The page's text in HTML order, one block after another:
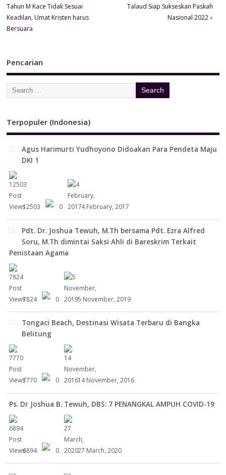
Tahun M Kace Tidak Sesuai
Keadilan, Umat Kristen harus
Bersuara
Talaud Siap Sukseskan Paskah
Nasional 2022»
Pencarian
Terpopuler (Indonesia)
Agus Harimurti Yudhoyono Didoakan Para Pendeta Maju
DKI 1
12503 0 4 February, 2017
Pdt. Dr. Joshua Tewuh, M.Th bersama Pdt. Ezra Alfred
Soru, M.Th dimintai Saksi Ahli di Bareskrim Terkait
Penistaan Agama
7824 0 5 November, 2019
Tongaci Beach, Destinasi Wisata Terbaru di Bangka
Belitung
7770 0 14 November, 2016
Ps. Dr Joshua B. Tewuh, DBS: 7 PENANGKAL AMPUH COVID-19
6894 0 27 March, 2020